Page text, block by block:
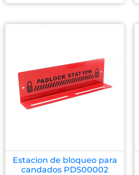
Estacion de bloqueo para
candados PDS00002